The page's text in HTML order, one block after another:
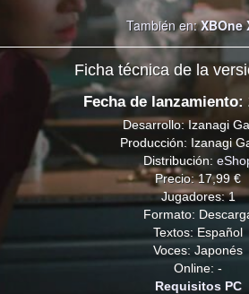
También en:XBOne
Ficha técnica de la
Fecha de lanzamiento:
Desarrollo: Izanagi
Producción: Izanagi
Distribución:
Precio: 17,99 €
Jugadores: 1
Formato:
Textos: Español
Voces: Japonés
Online: -
Requisitos PC